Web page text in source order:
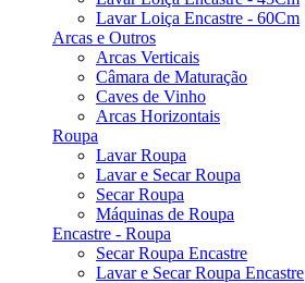
Lavar Loiça Encastre - 60Cm
Arcas e Outros
Arcas Verticais
Câmara de Maturação
Caves de Vinho
Arcas Horizontais
Roupa
Lavar Roupa
Lavar e Secar Roupa
Secar Roupa
Máquinas de Roupa
Encastre - Roupa
Secar Roupa Encastre
Lavar e Secar Roupa Encastre